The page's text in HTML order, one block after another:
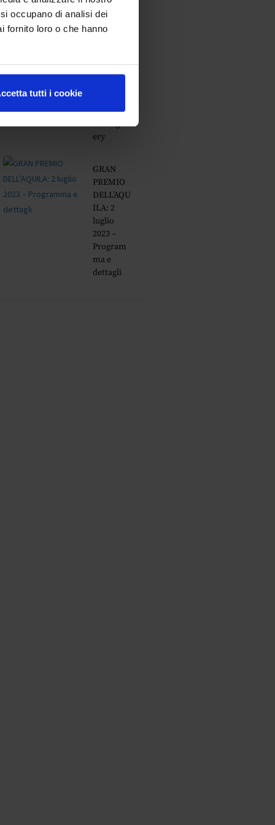
occupano di analisi dei
fornito loro o che hanno
tutti i cookie
Collaudat
ore
348
–
Photogall
ery
GRAN
PREMIO
DELL’AQU
ILA: 2
luglio
2023 –
Program
ma e
dettagli